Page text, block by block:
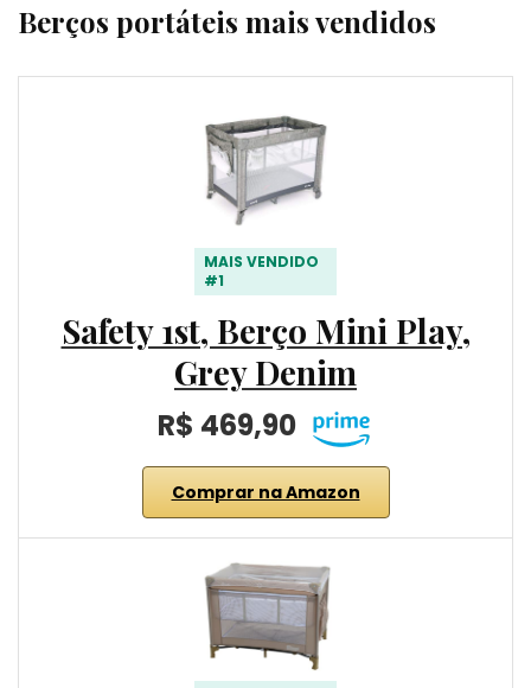
Berços portáteis mais vendidos
MAIS VENDIDO
#1
Safety 1st, Berço Mini Play,
Grey Denim
R$ 469,90
Comprar na Amazon